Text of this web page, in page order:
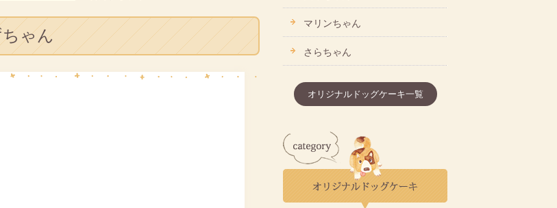
ゃん
マリンちゃん
さらちゃん
オリジナルドッグケーキ一覧